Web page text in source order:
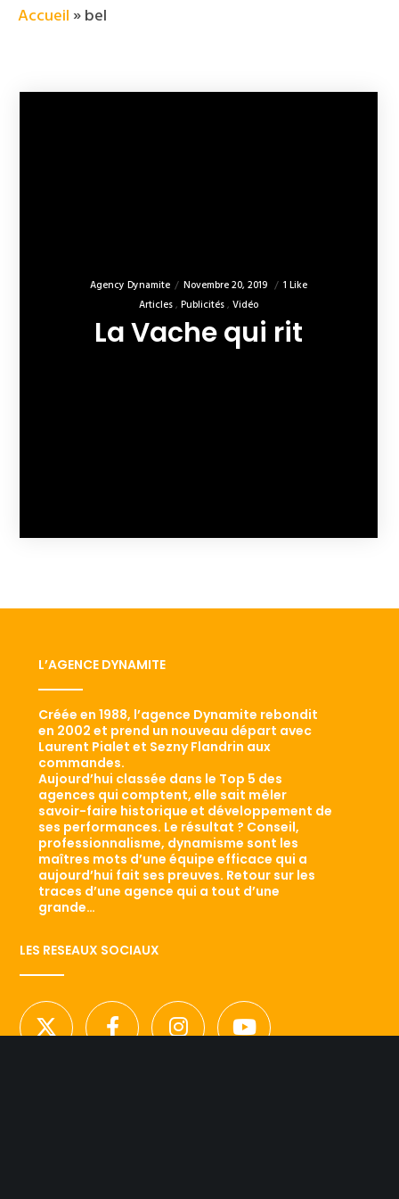
Accueil »bel
Agency Dynamite Novembre 20, 2019
1 Like
Articles Publicités Vidéo
La Vache qui rit
L’AGENCE DYNAMITE
Créée en 1988, l’agence Dynamite rebondit
en 2002 et prend un nouveau départ avec
Laurent Pialet et Sezny Flandrin aux
commandes.
Aujourd’hui classée dans le Top 5 des
agences qui comptent, elle sait mêler
savoir-faire historique et développement de
ses performances. Le résultat ? Conseil,
professionnalisme, dynamisme sont les
maîtres mots d’une équipe efficace qui a
aujourd’hui fait ses preuves. Retour sur les
traces d’une agence qui a tout d’une
grande…
LES RESEAUX SOCIAUX